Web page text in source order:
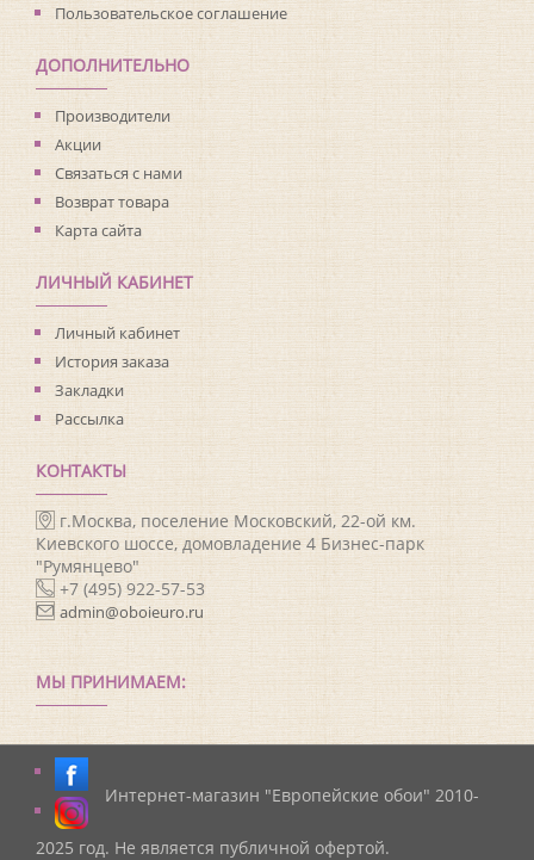
Пользовательское соглашение
ДОПОЛНИТЕЛЬНО
Производители
Акции
Связаться с нами
Возврат товара
Карта сайта
ЛИЧНЫЙ КАБИНЕТ
Личный кабинет
История заказа
Закладки
Рассылка
КОНТАКТЫ
г.Москва, поселение Московский, 22-ой км.
Киевского шоссе, домовладение 4 Бизнес-парк
"Румянцево"
+7 (495) 922-57-53
admin@oboieuro.ru
МЫ ПРИНИМАЕМ:
Интернет-магазин "Европейские обои" 2010-
2025 год. Не является публичной офертой.